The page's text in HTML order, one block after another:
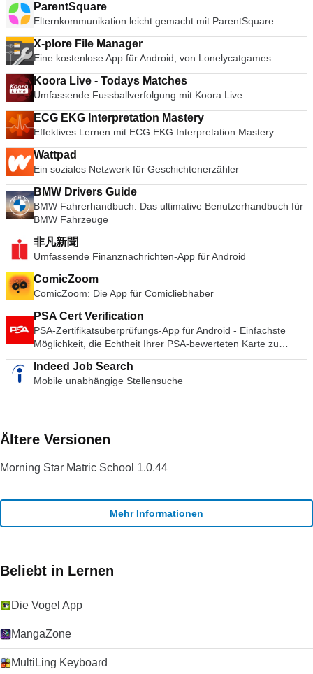
ParentSquare
Elternkommunikation leicht gemacht mit ParentSquare
X-plore File Manager
Eine kostenlose App für Android, von Lonelycatgames.
Koora Live - Todays Matches
Umfassende Fussballverfolgung mit Koora Live
ECG EKG Interpretation Mastery
Effektives Lernen mit ECG EKG Interpretation Mastery
Wattpad
Ein soziales Netzwerk für Geschichtenerzähler
BMW Drivers Guide
BMW Fahrerhandbuch: Das ultimative Benutzerhandbuch für
BMW Fahrzeuge
非凡新聞
Umfassende Finanznachrichten-App für Android
ComicZoom
ComicZoom: Die App für Comicliebhaber
PSA Cert Verification
PSA-Zertifikatsüberprüfungs-App für Android - Einfachste
Möglichkeit, die Echtheit Ihrer PSA-bewerteten Karte zu
überprüfen.
Indeed Job Search
Mobile unabhängige Stellensuche
Ältere Versionen
Morning Star Matric School 1.0.44
Mehr Informationen
Beliebt in Lernen
Die Vogel App
MangaZone
MultiLing Keyboard